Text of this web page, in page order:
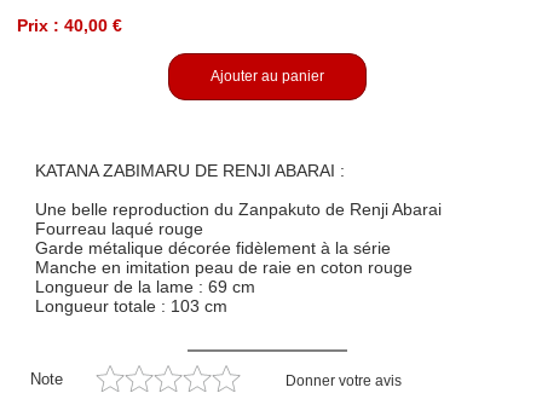
Prix : 40,00 €
Ajouter au panier
KATANA ZABIMARU DE RENJI ABARAI :
Une belle reproduction du Zanpakuto de Renji Abarai
Fourreau laqué rouge
Garde métalique décorée fidèlement à la série
Manche en imitation peau de raie en coton rouge
Longueur de la lame : 69 cm
Longueur totale : 103 cm
Note Donner votre avis